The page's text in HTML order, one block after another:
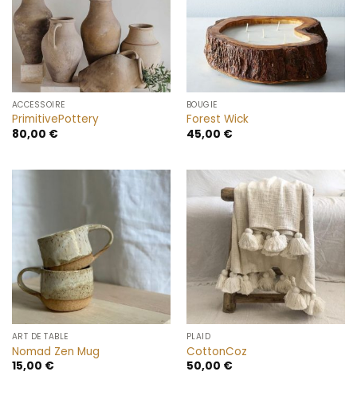
ACCESSOIRE
PrimitivePottery
80,00 €
BOUGIE
Forest Wick
45,00 €
ART DE TABLE
Nomad Zen Mug
15,00 €
PLAID
CottonCoz
50,00 €